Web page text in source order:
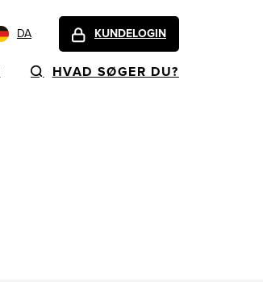
DA KUNDELOGIN
HVAD SØGER DU?